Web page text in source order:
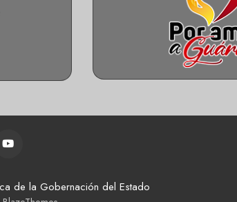
de la Gobernación del Estado